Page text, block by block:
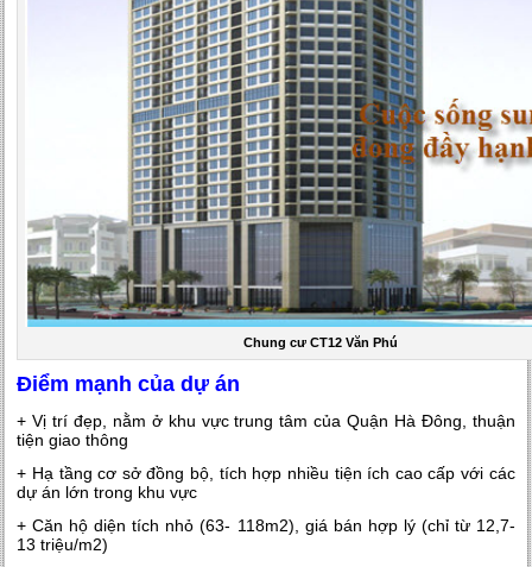
Chung cư CT12 Văn Phú
Điểm mạnh của dự án
+ Vị trí đẹp, nằm ở khu vực trung tâm của Quận Hà Đông, thuận
tiện giao thông
+ Hạ tầng cơ sở đồng bộ, tích hợp nhiều tiện ích cao cấp với các
dự án lớn trong khu vực
+ Căn hộ diện tích nhỏ (63- 118m2), giá bán hợp lý (chỉ từ 12,7-
13 triệu/m2)